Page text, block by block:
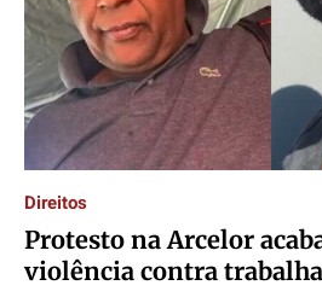
Direitos
Protesto na Arcelor
violência contra